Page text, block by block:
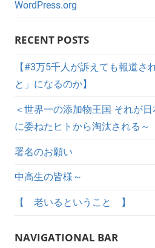
WordPress.org
RECENT POSTS
【#3万5千人が訴えても報道さ
と」になるのか】
＜世界一の添加物王国 それが
に委ねたヒトから淘汰される～
署名のお願い
中高生の皆様～
【 老いるということ 】
NAVIGATIONAL BAR